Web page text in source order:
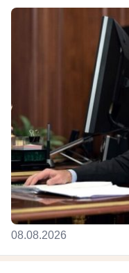
08.08.2026